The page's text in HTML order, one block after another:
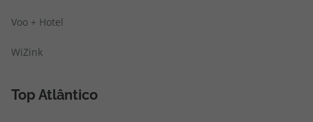
Voo + Hotel
WiZink
Top Atlântico